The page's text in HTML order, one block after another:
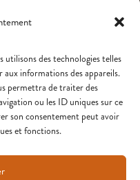
utilisons des technologies telles
aux informations des appareils.
permettra de traiter des
ou les ID uniques sur ce
son consentement peut avoir
et fonctions.
la Ligue pour la
Bible